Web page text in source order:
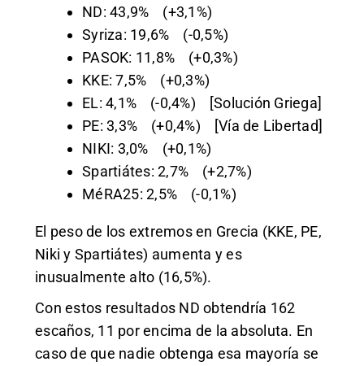
ND: 43,9% (+3,1%)
Syriza: 19,6% (-0,5%)
PASOK: 11,8% (+0,3%)
KKE: 7,5% (+0,3%)
EL: 4,1% (-0,4%) [Solución Griega]
PE: 3,3% (+0,4%) [Vía de Libertad]
NIKI: 3,0% (+0,1%)
Spartiátes: 2,7% (+2,7%)
MéRA25: 2,5% (-0,1%)
El peso de los extremos en Grecia (KKE, PE,
Niki y Spartiátes) aumenta y es
inusualmente alto (16,5%).
Con estos resultados ND obtendría 162
escaños, 11 por encima de la absoluta. En
caso de que nadie obtenga esa mayoría se